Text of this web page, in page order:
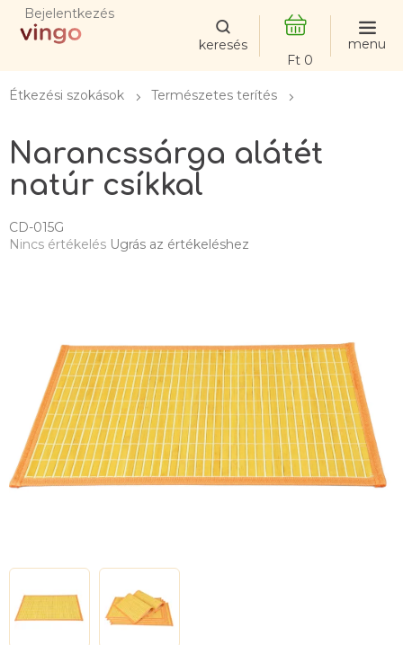
UgrásBejelentkezés
Étkezési szokások Természetes terítés
Narancssárga alátét
natúr csíkkal
CD-015G
A
Nincs értékelés Ugrás az értékeléshez